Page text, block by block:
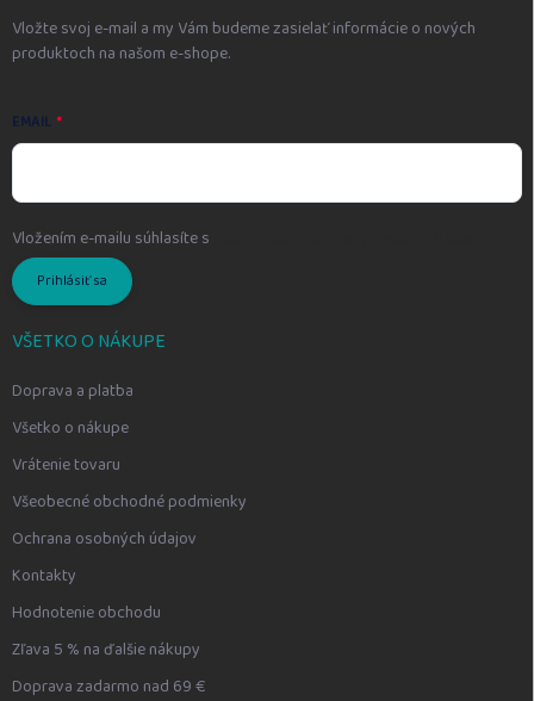
Vložte svoj e-mail a my Vám budeme zasielať informácie o nových
produktoch na našom e-shope.
EMAIL
Vložením e-mailu súhlasíte s
Prihlásiť sa
VŠETKO O NÁKUPE
Doprava a platba
Všetko o nákupe
Vrátenie tovaru
Všeobecné obchodné podmienky
Ochrana osobných údajov
Kontakty
Hodnotenie obchodu
Zľava 5 % na ďalšie nákupy
Doprava zadarmo nad 69 €